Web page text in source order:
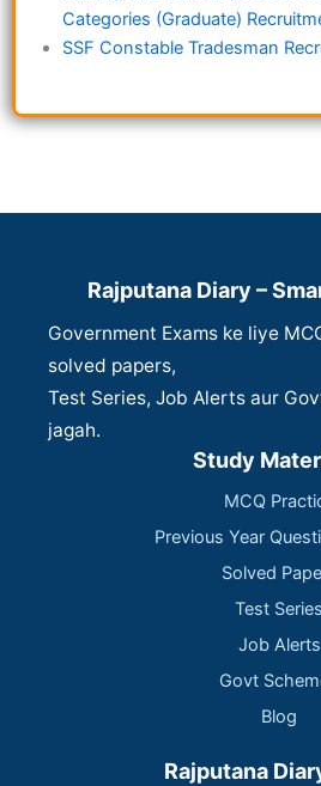
Categories (Graduate)
SSF Constable Tradesman
Rajputana Diary –
Government Exams ke liye
solved papers,
Test Series, Job Alerts aur
jagah.
Study
MCQ
Previous Year
Solved
Test Series
Job Alerts
Govt
Blog
Rajputana